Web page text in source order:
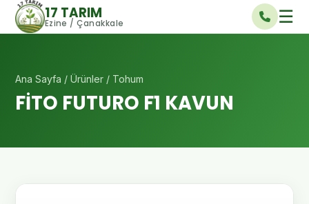
17 TARIM
Ezine / Çanakkale ☰
Ana Sayfa / Ürünler / Tohum
FİTO FUTURO F1 KAVUN